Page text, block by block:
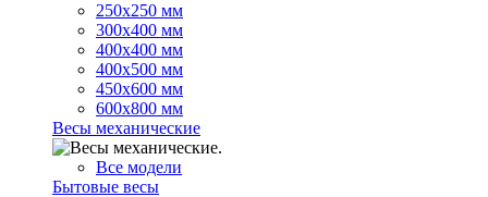
250х250 мм
300х400 мм
400х400 мм
400х500 мм
450х600 мм
600х800 мм
Весы механические
Все модели
Бытовые весы